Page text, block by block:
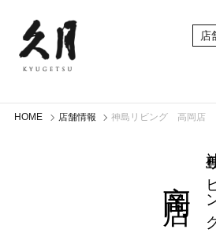
店
HOME 店舗情報 神島リビング 高岡店
神島